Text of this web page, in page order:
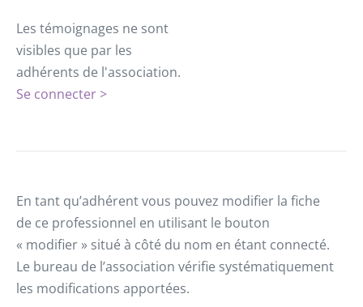
Les témoignages ne sont
visibles que par les
adhérents de l'association.
Se connecter >
En tant qu’adhérent vous pouvez modifier la fiche
de ce professionnel en utilisant le bouton
« modifier » situé à côté du nom en étant connecté.
Le bureau de l’association vérifie systématiquement
les modifications apportées.